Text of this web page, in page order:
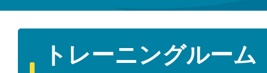
トレーニングルー